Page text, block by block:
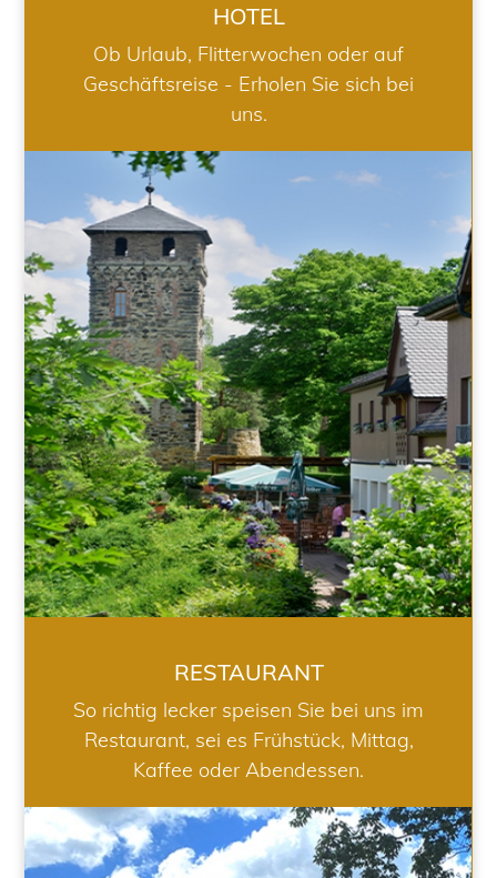
HOTEL
Ob Urlaub, Flitterwochen oder auf
Geschäftsreise - Erholen Sie sich bei
uns.
RESTAURANT
RESTAURANT
So richtig lecker speisen Sie bei uns im
Restaurant, sei es Frühstück, Mittag,
Kaffee oder Abendessen.